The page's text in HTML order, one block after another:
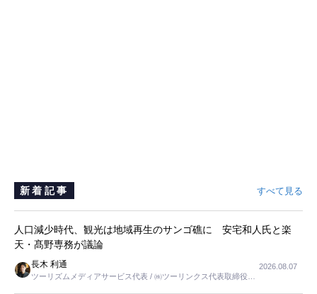
新着記事 すべて見る
人口減少時代、観光は地域再生のサンゴ礁に 安宅和人氏と楽
天・髙野専務が議論
長木 利通
ツーリズムメディアサービス代表 / ㈱ツーリンクス代表取締役社
2026.08.07